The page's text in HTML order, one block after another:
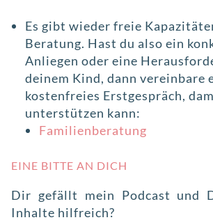
Es gibt wieder freie
Beratung. Hast du also ein
Anliegen oder eine
deinem Kind, dann vereinbare
kostenfreies Erstgespräch,
unterstützen kann:
Familienberatung
EINE BITTE AN DICH
Dir gefällt mein Podcast und
Inhalte hilfreich?